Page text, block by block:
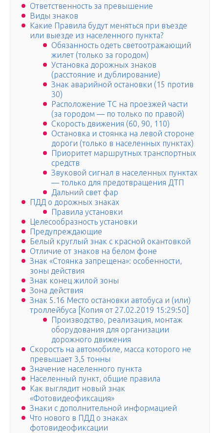
Ответственность за превышение
Виды знаков
Какие Правила будут меняться при въезде
или выезде из населенного пункта?
Обязанность одеть светоотражающий
жилет (только за городом)
Установка дорожных знаков
(расстояние и дублирование)
Знак аварийной остановки (15 против
30)
Расположение ТС на проезжей части
(за городом — по только по правой)
Скорость движения (60, 90, 110)
Остановка и стоянка на левой стороне
дороги (только в населенных пунктах)
Приоритет маршрутных транспортных
средств
Звуковой сигнал в населенных пунктах
— только для предотвращения ДТП
Дальний свет фар
ПДД о дорожных знаках
Правила установки
Целесообразность установки
Предупреждающие
Белый круглый знак с красной окантовкой
Отличие от знаков на белом фоне
Знак «Стоянка запрещена»: особенности,
зоны действия
Знак конец жилой зоны
Зона действия
Знак 5.16 Место остановки автобуса и (или)
троллейбуса [Копия от 27.02.2019 15:29:50]
Производство, реализация, монтаж
оборудования для организации
дорожного движения
Скорость на автомобиле, масса которого не
превышает 3,5 тонны
Значение населенного пункта
Населенный пункт, общие правила
Как выглядит новый знак
«Фотовидеофиксация»
Знаки с дополнительной информацией
Что нового в ПДД о знаках
фотовидеофиксации